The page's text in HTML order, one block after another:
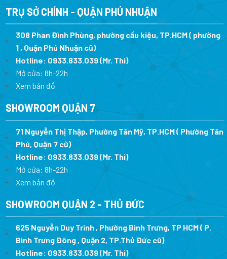
TRỤ SỞ CHÍNH - QUẬN PHÚ NHUẬN
308 Phan Đình Phùng, phường cầu kiệu, TP.HCM ( phường
1 , Quận Phú Nhuận cũ)
Hotline: 0933.833.039(Mr. Thi)
Mở cửa: 8h-22h
Xem bản đồ
SHOWROOM QUẬN 7
71 Nguyễn Thị Thập, Phường Tân Mỹ, TP.HCM ( Phường Tân
Phú, Quận 7 cũ)
Hotline: 0933.833.039(Mr. Thi)
Mở cửa: 8h-22h
Xem bản đồ
SHOWROOM QUẬN 2 - THỦ ĐỨC
625 Nguyễn Duy Trinh , Phường Bình Trưng, TP HCM ( P.
Bình Trưng Đông , Quận 2, TP.Thủ Đức cũ)
Hotline: 0933.833.039(Mr. Thi)